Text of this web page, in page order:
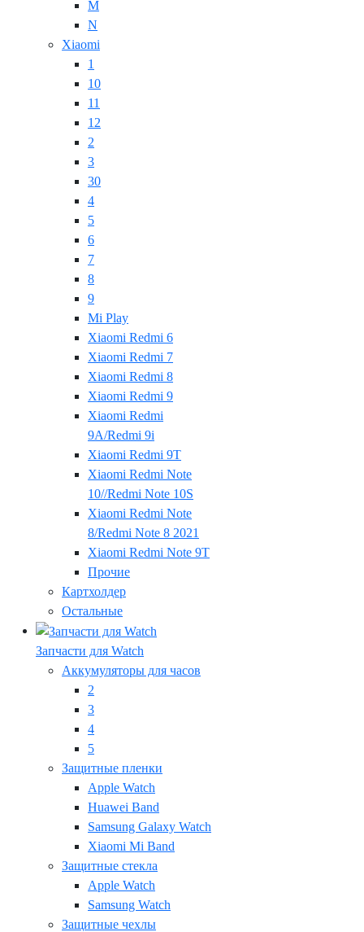
M
N
Xiaomi
1
10
11
12
2
3
30
4
5
6
7
8
9
Mi Play
Xiaomi Redmi 6
Xiaomi Redmi 7
Xiaomi Redmi 8
Xiaomi Redmi 9
Xiaomi Redmi
9A/Redmi 9i
Xiaomi Redmi 9T
Xiaomi Redmi Note
10//Redmi Note 10S
Xiaomi Redmi Note
8/Redmi Note 8 2021
Xiaomi Redmi Note 9T
Прочие
Картхолдер
Остальные
Запчасти для Watch
Аккумуляторы для часов
2
3
4
5
Защитные пленки
Apple Watch
Huawei Band
Samsung Galaxy Watch
Xiaomi Mi Band
Защитные стекла
Apple Watch
Samsung Watch
Защитные чехлы